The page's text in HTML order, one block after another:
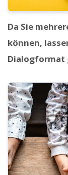
Da Sie
können,
Dialogformat